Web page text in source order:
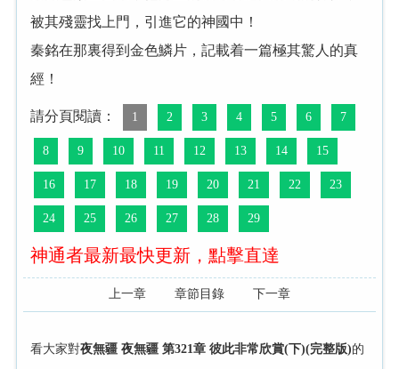
被其殘靈找上門，引進它的神國中！
秦銘在那裏得到金色鱗片，記載着一篇極其驚人的真
經！
請分頁閱讀： 1 2 3 4 5 6 7
8 9 10 11 12 13 14 15
16 17 18 19 20 21 22 23
24 25 26 27 28 29
神通者最新最快更新，點擊直達
上一章 章節目錄 下一章
看大家對夜無疆 夜無疆 第321章 彼此非常欣賞(下)(完整版)的